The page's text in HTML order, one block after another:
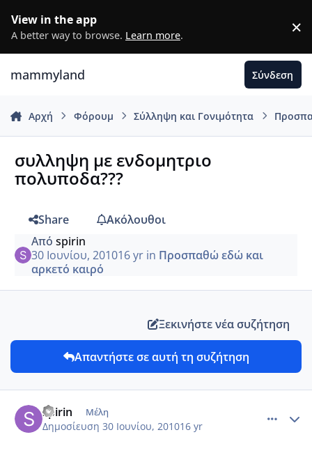
View in the app
A better way to browse. Learn more. ×
mammyland Σύνδεση
Αρχή Φόρουμ Σύλληψη και Γονιμότητα
συλληψη με ενδομητριο
πολυποδα???
Share
Ακόλουθοι
Από spirin
30 Ιουνίου, 201016 yrin Προσπαθώ εδώ και
αρκετό καιρό
Ξεκινήστε νέα συζήτηση
Απαντήστε σε αυτή τη συζήτηση
spirin Μέλη
Δημοσίευση 30 Ιουνίου, 201016 yr